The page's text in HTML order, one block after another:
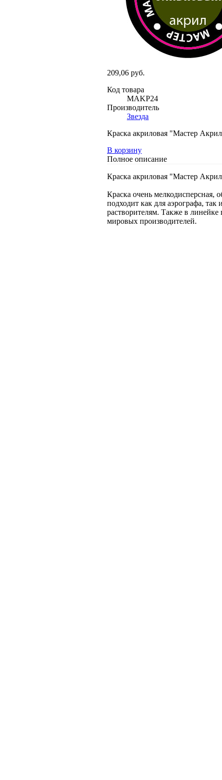
209,06 руб.
Код товара
MAKP24
Производитель
Звезда
Краска акриловая "Мастер
В корзину
Полное описание
Краска акриловая "Мастер
Краска очень мелкодисперсная,
подходит как для аэрографа,
растворителям. Также в
мировых производителей.